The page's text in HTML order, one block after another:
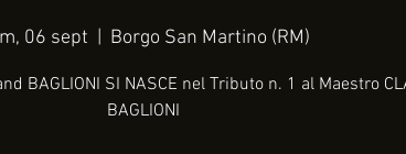
06 sept
  |
Borgo San Martino (RM)
BAGLIONI SI NASCE nel Tributo n. 1 al Maestro
BAGLIONI